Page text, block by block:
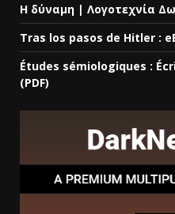
Η δύναμη | Λογοτεχνία
Tras los pasos de Hitler :
Études sémiologiques :
(PDF)